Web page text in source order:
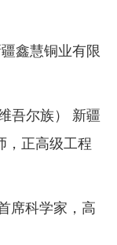
鑫慧铜业有限
吾尔族） 新疆
，正高级工程
席科学家，高